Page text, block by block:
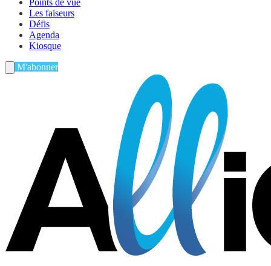
Points de vue
Les faiseurs
Défis
Agenda
Kiosque
M'abonner